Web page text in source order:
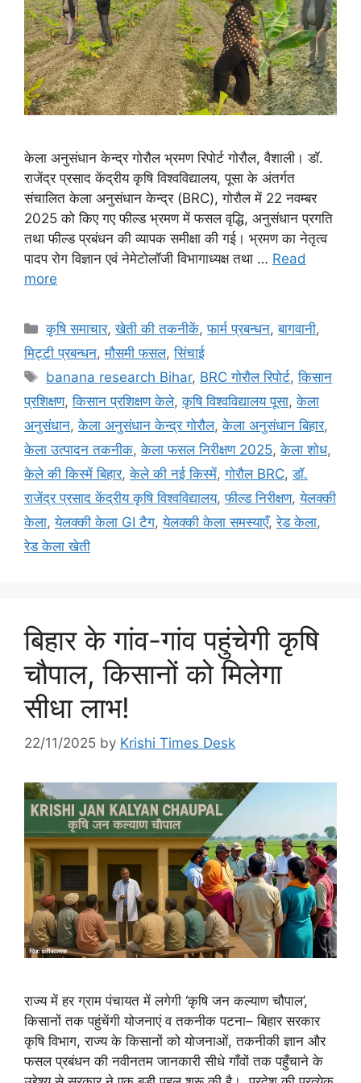
केला अनुसंधान केन्द्र गोरौल भ्रमण रिपोर्ट गोरौल, वैशाली। डॉ.
राजेंद्र प्रसाद केंद्रीय कृषि विश्वविद्यालय, पूसा के अंतर्गत
संचालित केला अनुसंधान केन्द्र (BRC), गोरौल में 22 नवम्बर
2025 को किए गए फील्ड भ्रमण में फसल वृद्धि, अनुसंधान प्रगति
तथा फील्ड प्रबंधन की व्यापक समीक्षा की गई। भ्रमण का नेतृत्व
पादप रोग विज्ञान एवं नेमेटोलॉजी विभागाध्यक्ष तथा … Read
more
कृषि समाचार,खेती की तकनीकें,फार्म प्रबन्धन,बागवानी,
मि‌ट्टी प्रबन्धन,मौसमी फसल,सिंचाई
banana research Bihar, BRC गोरौल रिपोर्ट,किसान
प्रशिक्षण,किसान प्रशिक्षण केले,कृषि विश्वविद्यालय पूसा,केला
अनुसंधान,केला अनुसंधान केन्द्र गोरौल,केला अनुसंधान बिहार,
केला उत्पादन तकनीक,केला फसल निरीक्षण 2025,केला शोध,
केले की किस्में बिहार,केले की नई किस्में,गोरौल BRC,डॉ.
राजेंद्र प्रसाद केंद्रीय कृषि विश्वविद्यालय,फील्ड निरीक्षण,येलक्की
केला,येलक्की केला GI टैग,येलक्की केला समस्याएँ,रेड केला,
रेड केला खेती
बिहार के गांव-गांव पहुंचेगी कृषि
चौपाल, किसानों को मिलेगा
सीधा लाभ!
22/11/2025 by Krishi Times Desk
राज्य में हर ग्राम पंचायत में लगेगी ‘कृषि जन कल्याण चौपाल’,
किसानों तक पहुंचेंगी योजनाएं व तकनीक पटना– बिहार सरकार
कृषि विभाग, राज्य के किसानों को योजनाओं, तकनीकी ज्ञान और
फसल प्रबंधन की नवीनतम जानकारी सीधे गाँवों तक पहुँचाने के